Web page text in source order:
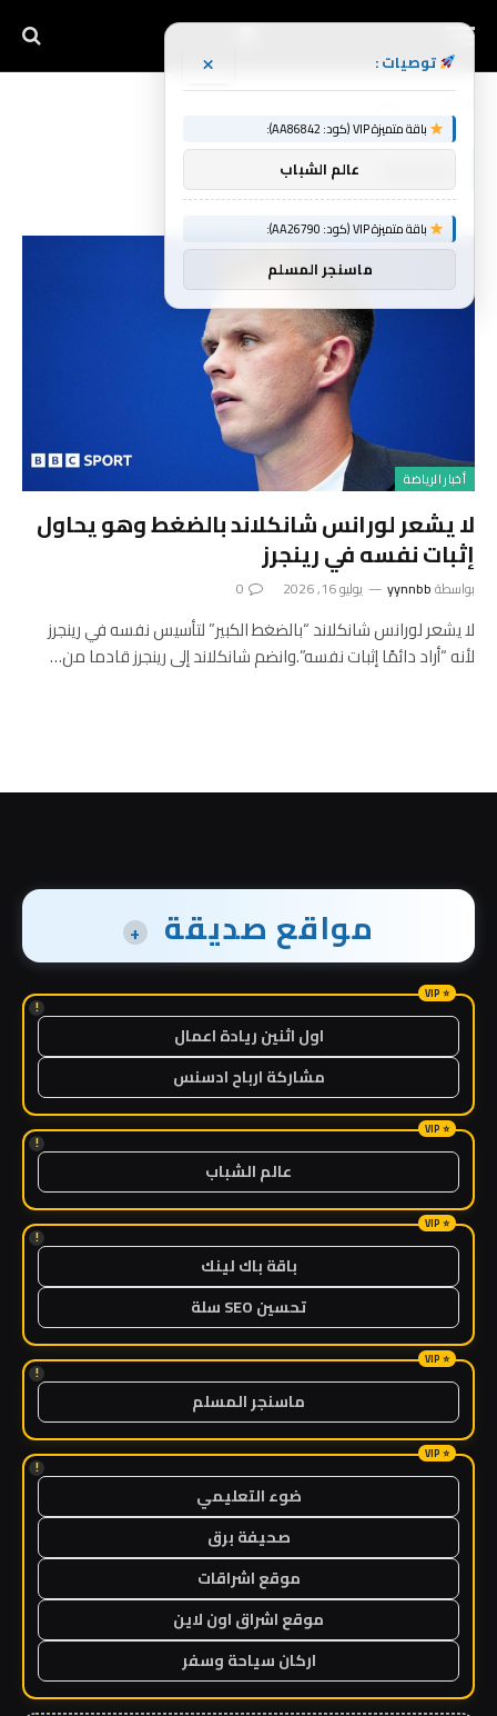
أخبار الرياضة
لا يشعر لورانس شانكلاند بالضغط وهو يحاول
إثبات نفسه في رينجرز
بواسطةyynnbb يوليو 16, 2026 0
لا يشعر لورانس شانكلاند “بالضغط الكبير” لتأسيس نفسه في رينجرز
لأنه “أراد دائمًا إثبات نفسه”.وانضم شانكلاند إلى رينجرز قادما من…
مواقع صديقة +
!
اول اثنين ريادة اعمال
مشاركة ارباح ادسنس
!
عالم الشباب
!
باقة باك لينك
تحسين SEO سلة
!
ماسنجر المسلم
!
ضوء التعليمي
صحيفة برق
موقع اشراقات
موقع اشراق اون لاين
اركان سياحة وسفر
توصيات : ×
باقة متميزة VIP (كود: AA86842):
عالم الشباب
باقة متميزة VIP (كود: AA26790):
ماسنجر المسلم